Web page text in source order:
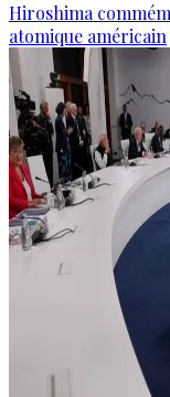
Hiroshima
atomique américain